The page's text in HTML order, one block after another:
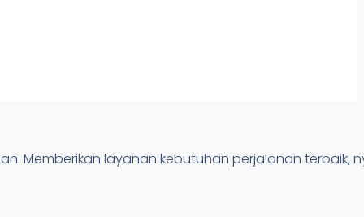
Memberikan layanan kebutuhan perjalanan terbaik,